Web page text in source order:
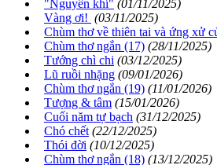
"Nguyên khí" (01/11/2025)
Vàng ơi! (03/11/2025)
Chùm thơ về thiên tai và ứng xử
Chùm thơ ngắn (17) (28/11/2025)
Tướng chì chi (03/12/2025)
Lũ ruồi nhặng (09/01/2026)
Chùm thơ ngắn (19) (11/01/2026)
Tượng & tâm (15/01/2026)
Cuối năm tự bạch (31/12/2025)
Chó chết (22/12/2025)
Thói đời (10/12/2025)
Chùm thơ ngắn (18) (13/12/2025)